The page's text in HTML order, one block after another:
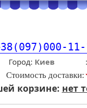
11-
Город
Стоимость доставки:
корзине: нет